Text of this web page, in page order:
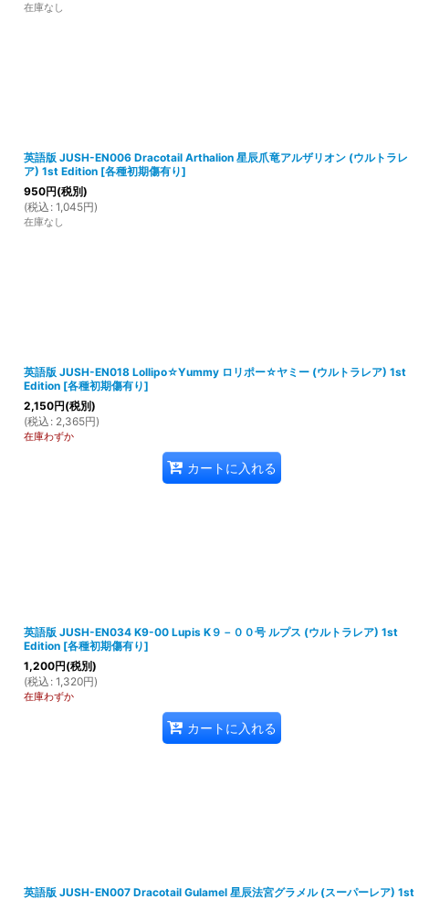
在庫なし
英語版 JUSH-EN006 Dracotail Arthalion 星辰爪竜アルザリオン (ウルトラレ
ア) 1st Edition [各種初期傷有り]
950円(税別)
(税込 : 1,045円)
在庫なし
英語版 JUSH-EN018 Lollipo☆Yummy ロリポー☆ヤミー (ウルトラレア) 1st
Edition [各種初期傷有り]
2,150円(税別)
(税込 : 2,365円)
在庫わずか
カートに入れる
英語版 JUSH-EN034 K9-00 Lupis K９－００号 ルプス (ウルトラレア) 1st
Edition [各種初期傷有り]
1,200円(税別)
(税込 : 1,320円)
在庫わずか
カートに入れる
英語版 JUSH-EN007 Dracotail Gulamel 星辰法宮グラメル (スーパーレア) 1st